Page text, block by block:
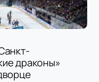
драконы»